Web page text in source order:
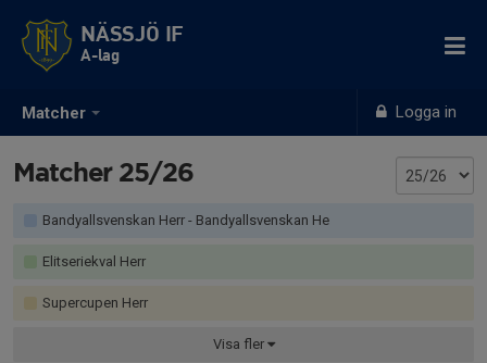
Matcher Logga in
NÄSSJÖ IF
A-lag
Matcher 25/26
Bandyallsvenskan Herr - Bandyallsvenskan He
Elitseriekval Herr
Supercupen Herr
Visa fler